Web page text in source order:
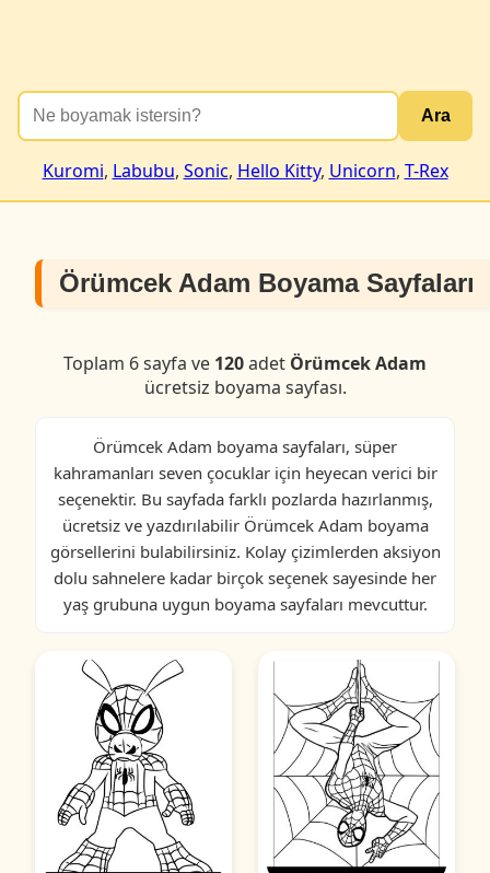
Ara
Kuromi, Labubu, Sonic, Hello Kitty, Unicorn, T-Rex
Örümcek Adam Boyama Sayfaları
Toplam 6 sayfa ve 120adet Örümcek Adam
ücretsiz boyama sayfası.
Örümcek Adam boyama sayfaları, süper
kahramanları seven çocuklar için heyecan verici bir
seçenektir. Bu sayfada farklı pozlarda hazırlanmış,
ücretsiz ve yazdırılabilir Örümcek Adam boyama
görsellerini bulabilirsiniz. Kolay çizimlerden aksiyon
dolu sahnelere kadar birçok seçenek sayesinde her
yaş grubuna uygun boyama sayfaları mevcuttur.